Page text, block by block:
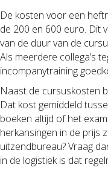
De kosten voor een
de 200 en 600 euro. Dit
van de duur van de
Als meerdere collega’s
incompanytraining
Naast de cursuskosten
Dat kost gemiddeld
boeken altijd of het
herkansingen in de prijs
uitzendbureau? Vraag
in de logistiek is dat